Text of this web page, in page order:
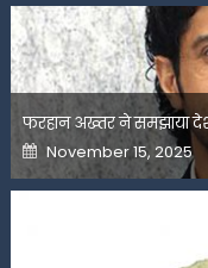
फरहान अख्तर ने समझाया
Posted
on
November 15, 2025